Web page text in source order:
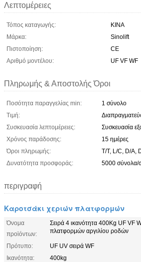
Λεπτομέρειες
Τόπος καταγωγής:
ΚΙΝΑ
Μάρκα:
Sinolift
Πιστοποίηση:
CE
Αριθμό μοντέλου:
UF VF WF
Πληρωμής & Αποστολής Όροι
Ποσότητα παραγγελίας min:
1 σύνολο
Τιμή:
Συσκευασία λεπτομέρειες:
Συσκευασία
Χρόνος παράδοσης:
15 ημέρες
Όροι πληρωμής:
T/T, L/C, D/A,
Δυνατότητα προσφοράς:
5000 σύνολα/
περιγραφή
Καροτσάκι χεριών πλατφορμών
Όνομα
προϊόντων:
Σειρά 4 ικανότητα 400Kg UF VF
πλατφορμών αργιλίου ροδών
Πρότυπο:
UF UV σειρά WF
Ικανότητα:
400kg